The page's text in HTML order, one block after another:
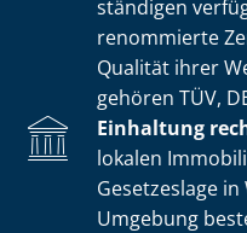
stän­di­gen
renommierte
Qualität ihrer
gehören TÜV,
Einhaltung
lokalen
Gesetzeslage
Umgebung